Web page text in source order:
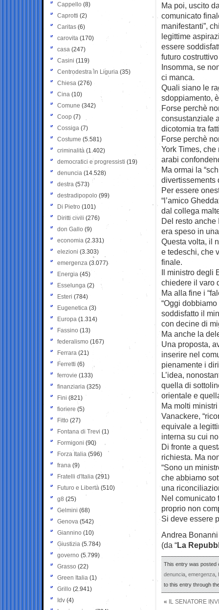
Ma poi, uscito
comunicato
manifestanti”,
legittime
essere
futuro
Insomma, se
ci manca.
Quali siano le
sdoppiamento,
Forse perchè
consustanziale
dicotomia tra
Forse perchè
York Times,
arabi
Ma ormai la
divertissements
Per essere
“l’amico
dal collega
Del resto anche
era speso in
Questa volta, il
e tedeschi, che
finale.
Il ministro degli
chiedere il varo
Ma alla fine i
“Oggi
soddisfatto il
con decine di
Ma anche la
Una proposta,
inserire nel
pienamente i
L’idea,
quella di
orientale e
Ma molti
Vanackere,
equivale a
interna su cui
Di fronte a
richiesta. Ma
“Sono un
che abbiamo
una
Nel comunicato
proprio non
Si deve essere
Andrea Bonanni
(da “La
This entry was posted
denuncia,emergenza,
to this entry through
« IL SENATORE
Cappello (8)
Caprotti (2)
Caritas (6)
carovita (170)
casa (247)
Casini (119)
Centrodestra in Liguria (35)
Chiesa (276)
Cina (10)
Comune (342)
Coop (7)
Cossiga (7)
Costume (5.581)
criminalità (1.402)
democratici e progressisti (19)
denuncia (14.528)
destra (573)
destradipopolo (99)
Di Pietro (101)
Diritti civili (276)
don Gallo (9)
economia (2.331)
elezioni (3.303)
emergenza (3.077)
Energia (45)
Esselunga (2)
Esteri (784)
Eugenetica (3)
Europa (1.314)
Fassino (13)
federalismo (167)
Ferrara (21)
Ferretti (6)
ferrovie (133)
finanziaria (325)
Fini (821)
fioriere (5)
Fitto (27)
Fontana di Trevi (1)
Formigoni (90)
Forza Italia (596)
frana (9)
Fratelli d'Italia (291)
Futuro e Libertà (510)
g8 (25)
Gelmini (68)
Genova (542)
Giannino (10)
Giustizia (5.784)
governo (5.799)
Grasso (22)
Green Italia (1)
Grillo (2.941)
Idv (4)